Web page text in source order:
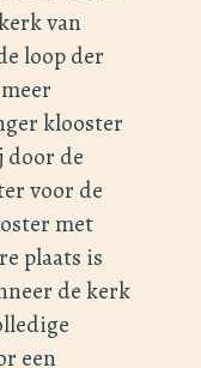
van
loop der
klooster
door de
voor de
met
plaats is
de kerk
een